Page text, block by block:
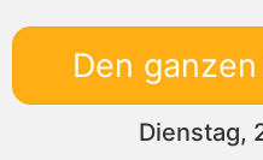
Den
Dienstag,